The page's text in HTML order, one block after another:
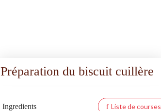
Préparation du biscuit cuillère
Ingredients Liste de courses